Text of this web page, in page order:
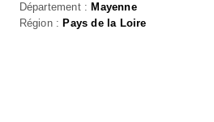
Département : Mayenne
Région : Pays de la Loire